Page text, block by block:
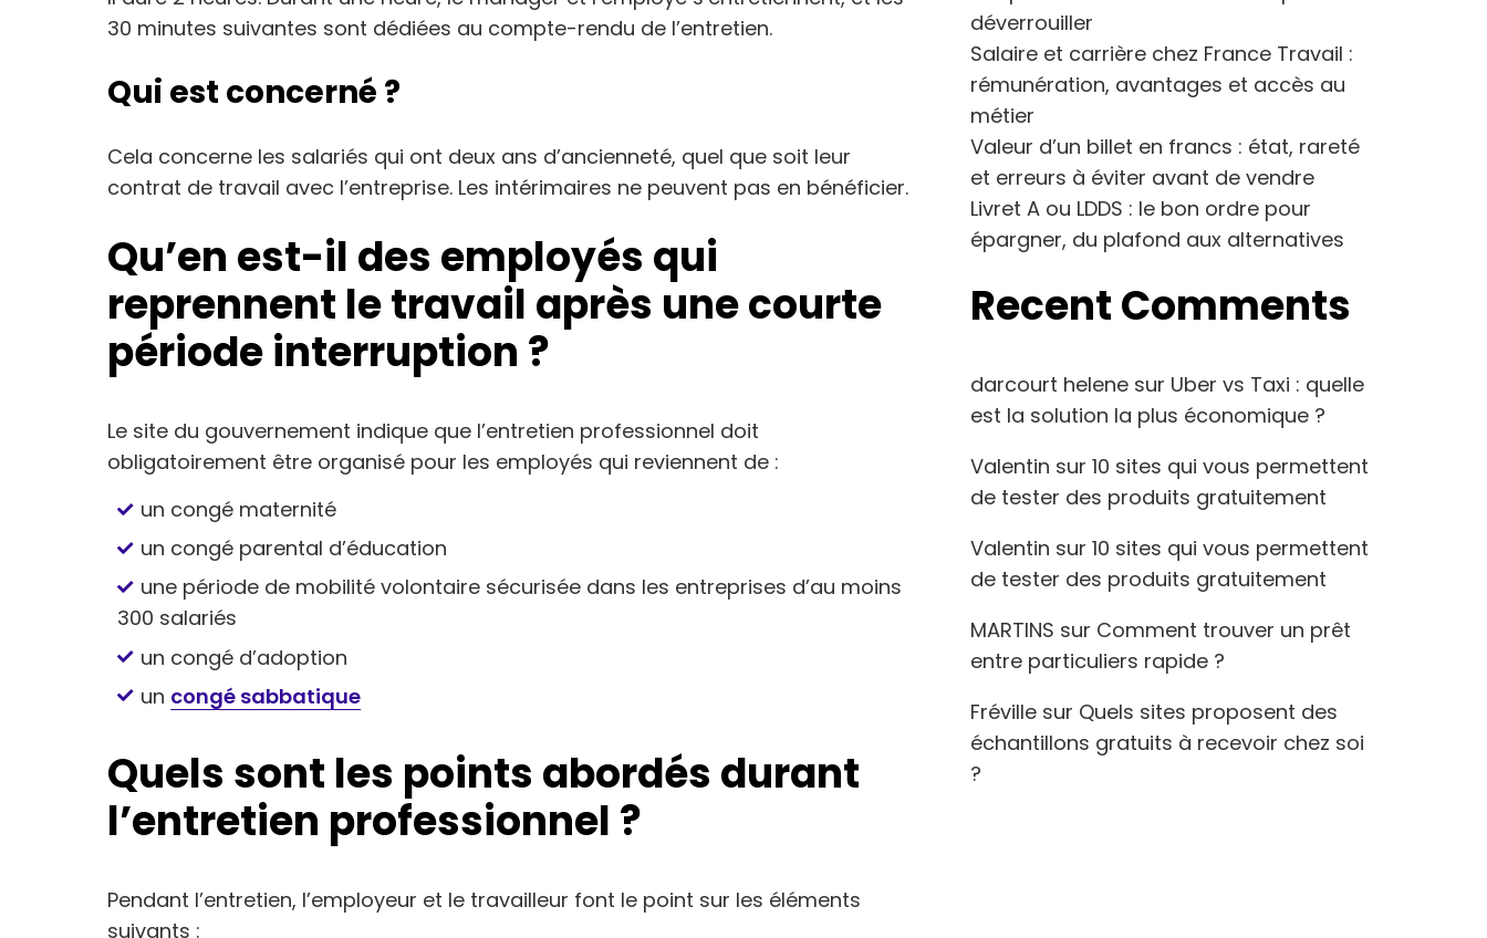
30 minutes suivantes sont dédiées au compte-rendu de l’entretien.
Qui est concerné ?
Cela concerne les salariés qui ont deux ans d’ancienneté, quel que soit leur
contrat de travail avec l’entreprise. Les intérimaires ne peuvent pas en bénéficier.
Qu’en est-il des employés qui
reprennent le travail après une courte
période interruption ?
Le site du gouvernement indique que l’entretien professionnel doit
obligatoirement être organisé pour les employés qui reviennent de :
un congé maternité
un congé parental d’éducation
une période de mobilité volontaire sécurisée dans les entreprises d’au moins
300 salariés
un congé d’adoption
un congé sabbatique
Quels sont les points abordés durant
l’entretien professionnel ?
Pendant l’entretien, l’employeur et le travailleur font le point sur les éléments
suivants :
déverrouiller
Salaire et carrière chez France Travail :
rémunération, avantages et accès au
métier
Valeur d’un billet en francs : état, rareté
et erreurs à éviter avant de vendre
Livret A ou LDDS : le bon ordre pour
épargner, du plafond aux alternatives
Recent Comments
darcourt helene sur Uber vs Taxi : quelle
est la solution la plus économique ?
Valentin sur 10 sites qui vous permettent
de tester des produits gratuitement
Valentin sur 10 sites qui vous permettent
de tester des produits gratuitement
MARTINS sur Comment trouver un prêt
entre particuliers rapide ?
Fréville sur Quels sites proposent des
échantillons gratuits à recevoir chez soi
?